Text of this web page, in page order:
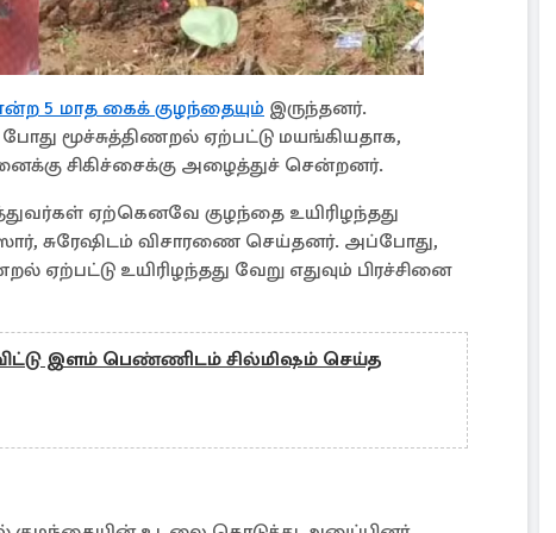
5 மாத கைக் குழந்தையும் இருந்தனர்.
மூச்சுத்திணறல் ஏற்பட்டு மயங்கியதாக,
சிகிச்சைக்கு அழைத்துச் சென்றனர்.
ஏற்கெனவே குழந்தை உயிரிழந்தது
சுரேஷிடம் விசாரணை செய்தனர். அப்போது,
ஏற்பட்டு உயிரிழந்தது வேறு எதுவும் பிரச்சினை
இளம் பெண்ணிடம் சில்மிஷம் செய்த